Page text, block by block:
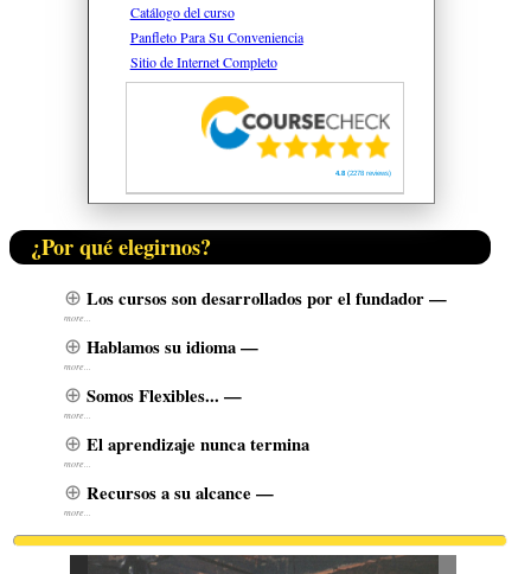
Catálogo del curso
Panfleto Para Su Conveniencia
Sitio de Internet Completo
4.8(2278 reviews)
¿Por qué elegirnos?
Los cursos son desarrollados por el fundador —
Hablamos su idioma —
Somos Flexibles... —
El aprendizaje nunca termina
Recursos a su alcance —